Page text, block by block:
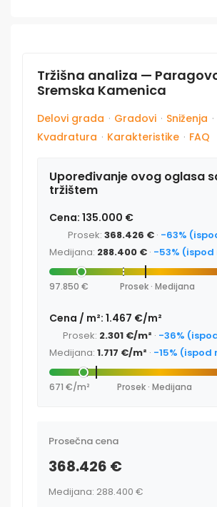
Tržišna analiza —
Sremska Kamenica
Delovi grada · Gradovi · Sniženja ·
Kvadratura · Karakteristike · FAQ
Upoređivanje ovog oglasa
tržištem
Cena: 135.000 €
Prosek: 368.426 € · -63%
Medijana: 288.400 € · -53%
97.850 € Prosek · Medijana
Cena / m²: 1.467 €/m²
Prosek: 2.301 €/m² · -36%
Medijana: 1.717 €/m² · -15% (ispod
671 €/m² Prosek · Medijana
Prosečna cena
368.426 €
Medijana: 288.400 €